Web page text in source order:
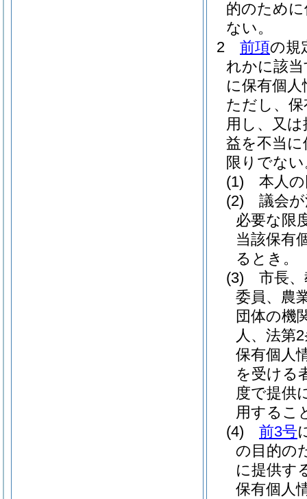
的のため
ない。
2
前項の規
れかに該
に保有個
ただし、
用し、又
益を不当
限りでな
(1)
本人
(2)
議会
必要な限
当該保有
るとき。
(3)
市長
委員、農
団体の機
人、法第
保有個人
を受ける
度で提供
用するこ
(4)
前3号
の目的の
に提供す
保有個人